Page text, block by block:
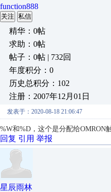
function888
关注 私信
精华：0帖
求助：0帖
帖子：0帖 | 732回
年度积分：0
历史总积分：102
注册：2007年12月01日
发表于：2020-08-18 21:06:47
%W和%D，这个是分配给OMRON
回复 引用 举报
星辰雨林